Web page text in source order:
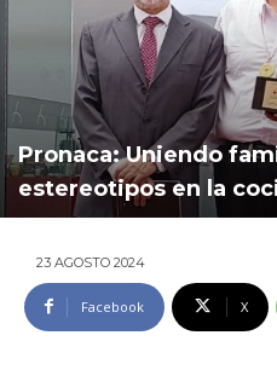
Pronaca: Uniendo
estereotipos en la
23 AGOSTO 2024
Facebook X